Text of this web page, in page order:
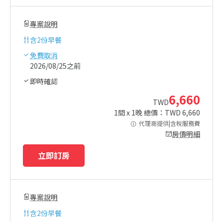
專案說明
含2份早餐
免費取消
2026/08/25之前
即時確認
TWD6,660
1間 x 1晚 總價：TWD 6,660
代理商提供|含稅服務費
房價明細
立即訂房
專案說明
含2份早餐